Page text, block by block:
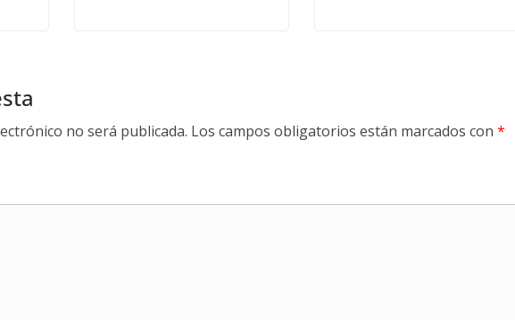
no será publicada. Los campos obligatorios están marcados con *